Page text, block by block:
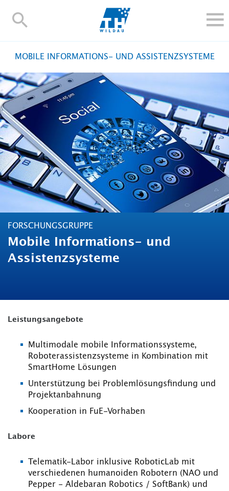
TH-
FORSCHUNG UND TRANSFER
ALUMNI
HOCHSCHULE
INTERNATIONAL
BESCHÄFTIGTE
Kontakt und Anfahrt Webmail Moodle
TH Online-Portal Personensuche English
MOBILE INFORMATIONS- UND ASSISTENZSYSTEME
FORSCHUNGSGRUPPE
Mobile Informations- und
Assistenzsysteme
Leistungsangebote
Multimodale mobile Informationssysteme,
Roboterassistenzsysteme in Kombination mit
SmartHome Lösungen
Unterstützung bei Problemlösungsfindung und
Projektanbahnung
Kooperation in FuE-Vorhaben
Labore
Telematik-Labor inklusive RoboticLab mit
verschiedenen humanoiden Robotern (NAO und
Pepper - Aldebaran Robotics / SoftBank) und